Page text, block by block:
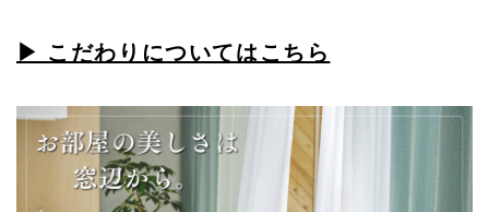
▶ こだわりについてはこちら